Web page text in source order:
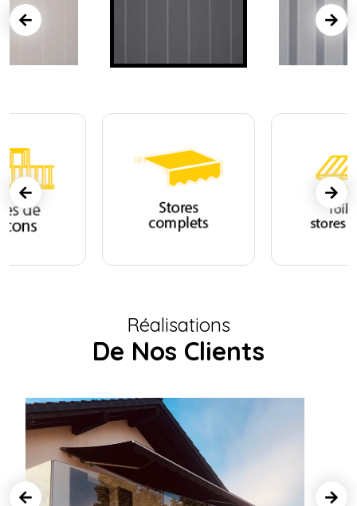
Réalisations
De Nos Clients